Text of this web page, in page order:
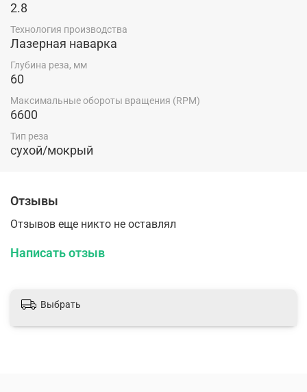
2.8
Технология производства
Лазерная наварка
Глубина реза, мм
60
Максимальные обороты вращения (RPM)
6600
Тип реза
сухой/мокрый
Отзывы
Отзывов еще никто не оставлял
Написать отзыв
Выбрать